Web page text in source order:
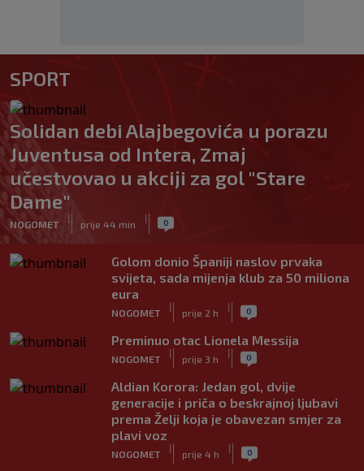
SPORT
Solidan debi Alajbegovića u porazu
Juventusa od Intera, Zmaj
učestvovao u akciji za gol "Stare
Dame"
NOGOMET
|
prije 44 min
| 0
Golom donio Španiji naslov prvaka
svijeta, sada mijenja klub za 50 miliona
eura
NOGOMET
|
prije 2 h
| 0
Preminuo otac Lionela Messija
NOGOMET
|
prije 3 h
| 0
Aldian Korora: Jedan gol, dvije
generacije i priča o beskrajnoj ljubavi
prema Želji koja je obavezan smjer za
plavi voz
NOGOMET
|
prije 4 h
| 0